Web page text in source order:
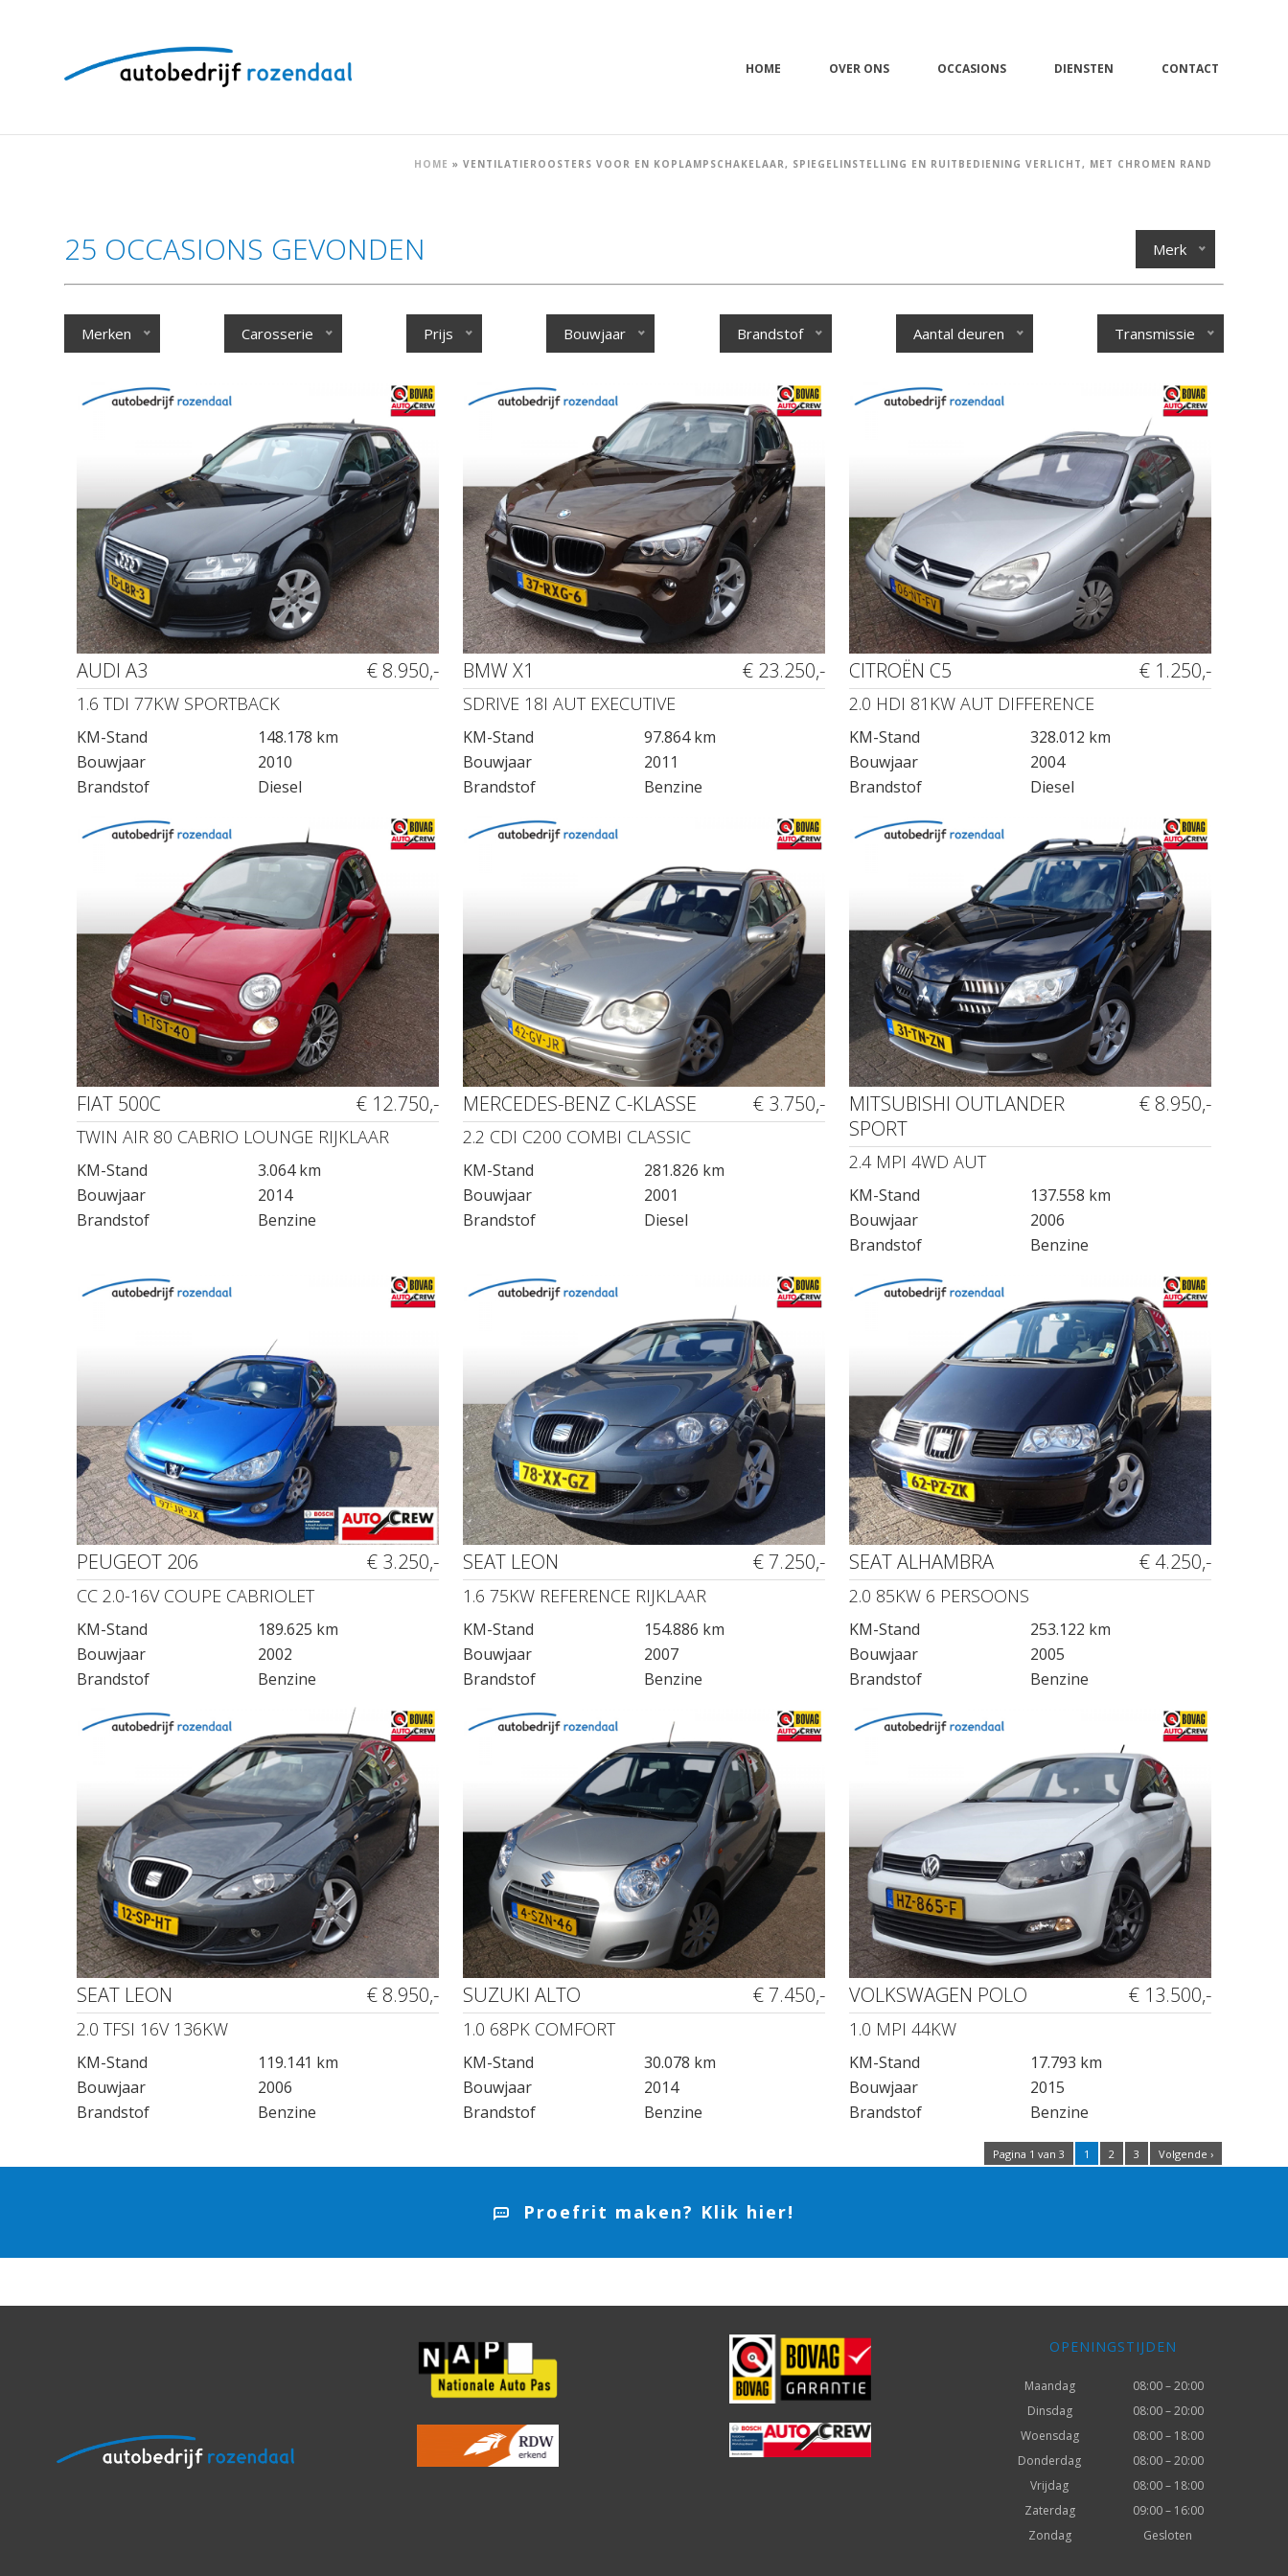
HOME OVER ONS OCCASIONS DIENSTEN CONTACT
HOME » VENTILATIEROOSTERS VOOR EN KOPLAMPSCHAKELAAR, SPIEGELINSTELLING EN RUITBEDIENING VERLICHT, MET CHROMEN RAND
25 OCCASIONS GEVONDEN Merk
Merken Carosserie Prijs Bouwjaar Brandstof Aantal deuren Transmissie
AUDI A3 € 8.950,-
1.6 TDI 77KW SPORTBACK
KM-Stand
148.178 km
Bouwjaar
2010
Brandstof
Diesel
BMW X1 € 23.250,-
SDRIVE 18I AUT EXECUTIVE
KM-Stand
97.864 km
Bouwjaar
2011
Brandstof
Benzine
CITROËN C5 € 1.250,-
2.0 HDI 81KW AUT DIFFERENCE
KM-Stand
328.012 km
Bouwjaar
2004
Brandstof
Diesel
FIAT 500C € 12.750,-
TWIN AIR 80 CABRIO LOUNGE RIJKLAAR
KM-Stand
3.064 km
Bouwjaar
2014
Brandstof
Benzine
MERCEDES-BENZ C-KLASSE € 3.750,-
2.2 CDI C200 COMBI CLASSIC
KM-Stand
281.826 km
Bouwjaar
2001
Brandstof
Diesel
MITSUBISHI OUTLANDER
SPORT
€ 8.950,-
2.4 MPI 4WD AUT
KM-Stand
137.558 km
Bouwjaar
2006
Brandstof
Benzine
PEUGEOT 206 € 3.250,-
CC 2.0-16V COUPE CABRIOLET
KM-Stand
189.625 km
Bouwjaar
2002
Brandstof
Benzine
SEAT LEON € 7.250,-
1.6 75KW REFERENCE RIJKLAAR
KM-Stand
154.886 km
Bouwjaar
2007
Brandstof
Benzine
SEAT ALHAMBRA € 4.250,-
2.0 85KW 6 PERSOONS
KM-Stand
253.122 km
Bouwjaar
2005
Brandstof
Benzine
SEAT LEON € 8.950,-
2.0 TFSI 16V 136KW
KM-Stand
119.141 km
Bouwjaar
2006
Brandstof
Benzine
SUZUKI ALTO € 7.450,-
1.0 68PK COMFORT
KM-Stand
30.078 km
Bouwjaar
2014
Brandstof
Benzine
VOLKSWAGEN POLO € 13.500,-
1.0 MPI 44KW
KM-Stand
17.793 km
Bouwjaar
2015
Brandstof
Benzine
Pagina 1 van 3 1 2 3 Volgende ›
Proefrit maken? Klik hier!
OPENINGSTIJDEN
Maandag
08:00 – 20:00
Dinsdag
08:00 – 20:00
Woensdag
08:00 – 18:00
Donderdag
08:00 – 20:00
Vrijdag
08:00 – 18:00
Zaterdag
09:00 – 16:00
Zondag
Gesloten